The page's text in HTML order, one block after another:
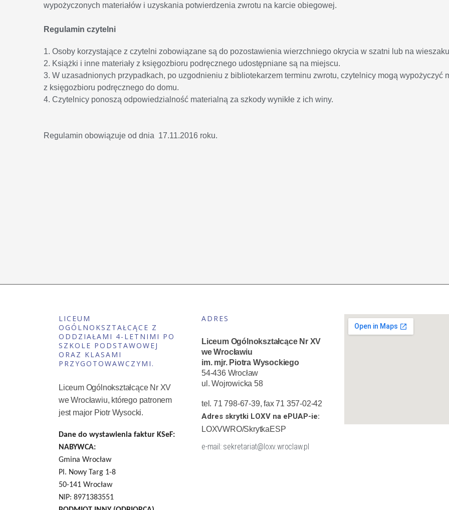
wypożyczonych materiałów i uzyskania potwierdzenia zwrotu na karcie obiegowej.
Regulamin czytelni
1. Osoby korzystające z czytelni zobowiązane są do pozostawienia wierzchniego okrycia w szatni lub na
2. Książki i inne materiały z księgozbioru podręcznego udostępniane są na miejscu.
3. W uzasadnionych przypadkach, po uzgodnieniu z bibliotekarzem terminu zwrotu, czytelnicy mogą wypożyczyć
z księgozbioru podręcznego do domu.
4. Czytelnicy ponoszą odpowiedzialność materialną za szkody wynikłe z ich winy.
Regulamin obowiązuje od dnia 17.11.2016 roku.
LICEUM
OGÓLNOKSZTAŁCĄCE Z
ODDZIAŁAMI 4-LETNIMI PO
SZKOLE PODSTAWOWEJ
ORAZ KLASAMI
PRZYGOTOWAWCZYMI.
Liceum Ogólnokształcące Nr XV
we Wrocławiu, którego patronem
jest major Piotr Wysocki.
Dane do wystawienia faktur KSeF:
NABYWCA:
Gmina Wrocław
Pl. Nowy Targ 1-8
50-141 Wrocław
NIP: 8971383551
ADRES
Liceum Ogólnokształcące Nr XV
we Wrocławiu
im. mjr. Piotra Wysockiego
54-436 Wrocław
ul. Wojrowicka 58
tel. 71 798-67-39, fax 71 357-02-42
Adres skrytki LOXV na ePUAP-ie:
LOXVWRO/SkrytkaESP
e-mail: sekretariat@loxv.wroclaw.pl